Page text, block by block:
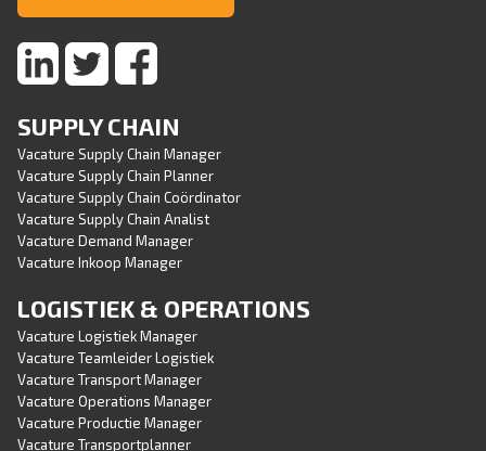
SUPPLY CHAIN
Vacature Supply Chain Manager
Vacature Supply Chain Planner
Vacature Supply Chain Coördinator
Vacature Supply Chain Analist
Vacature Demand Manager
Vacature Inkoop Manager
LOGISTIEK & OPERATIONS
Vacature Logistiek Manager
Vacature Teamleider Logistiek
Vacature Transport Manager
Vacature Operations Manager
Vacature Productie Manager
Vacature Transportplanner